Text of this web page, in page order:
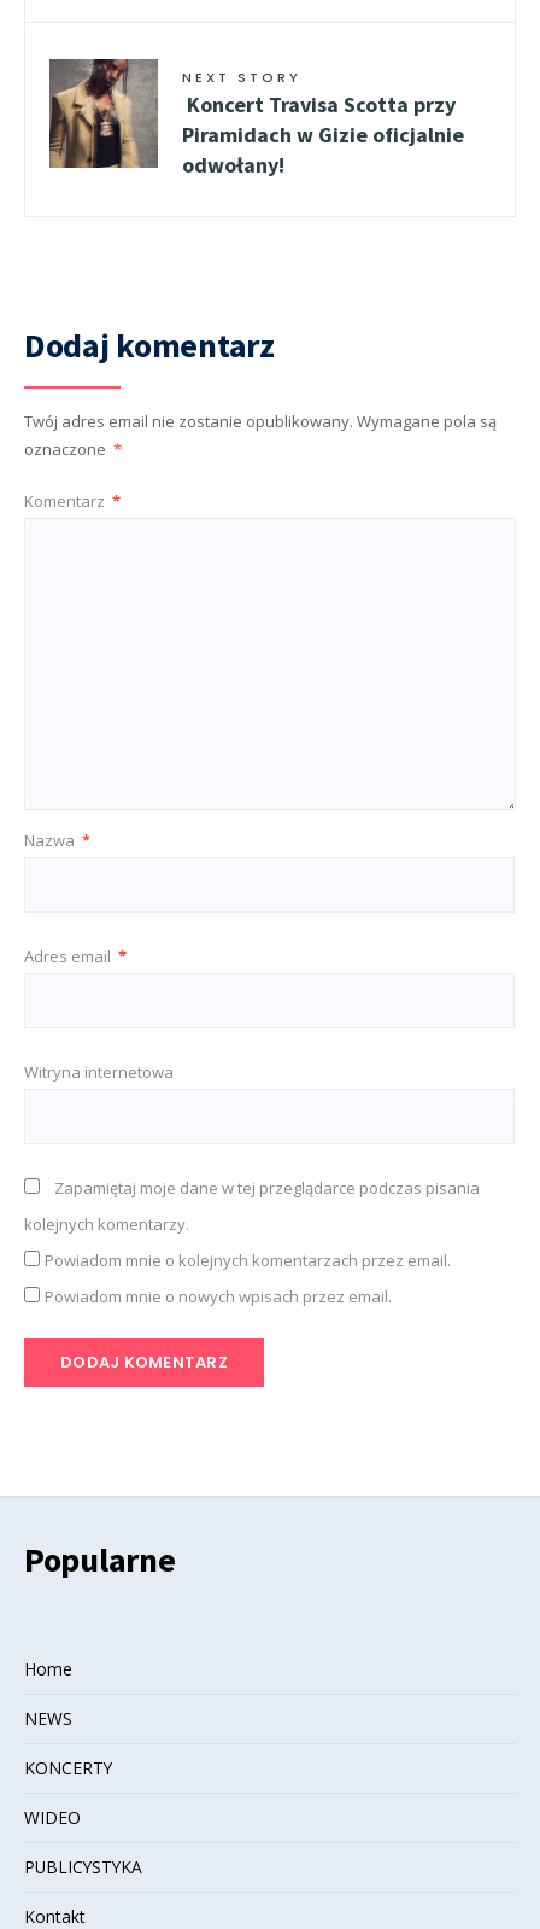
NEXT STORY
Koncert Travisa Scotta przy
Piramidach w Gizie oficjalnie
odwołany!
Dodaj komentarz
Twój adres email nie zostanie opublikowany. Wymagane pola są
oznaczone *
Komentarz *
Nazwa *
Adres email *
Witryna internetowa
Zapamiętaj moje dane w tej przeglądarce podczas pisania
kolejnych komentarzy.
Powiadom mnie o kolejnych komentarzach przez email.
Powiadom mnie o nowych wpisach przez email.
Popularne
Home
NEWS
KONCERTY
WIDEO
PUBLICYSTYKA
Kontakt